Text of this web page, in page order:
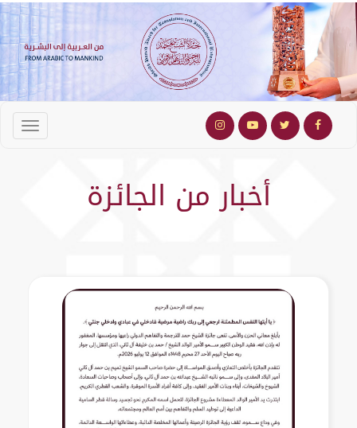
أخبار من الجائزة